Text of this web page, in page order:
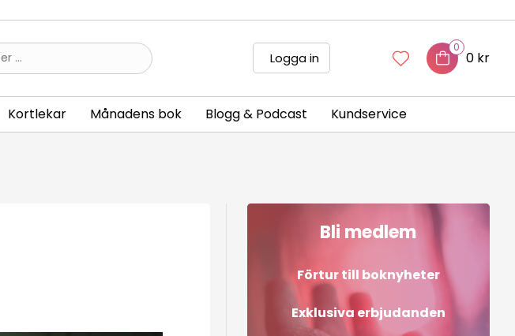
Logga in
0
0 kr
Kortlekar Månadens bok Blogg & Podcast Kundservice
Bli medlem
Förtur till boknyheter
Exklusiva erbjudanden